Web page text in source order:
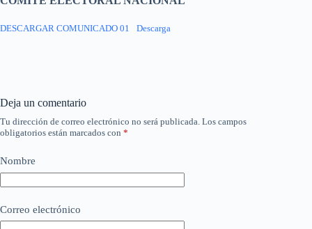
DESCARGAR COMUNICADO 01 Descarga
Deja un comentario
Tu dirección de correo electrónico no será publicada. Los campos
obligatorios están marcados con *
Nombre
Correo electrónico